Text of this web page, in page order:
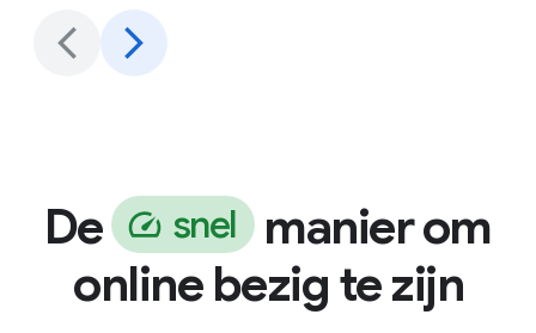
De snel manier om
online bezig te zijn